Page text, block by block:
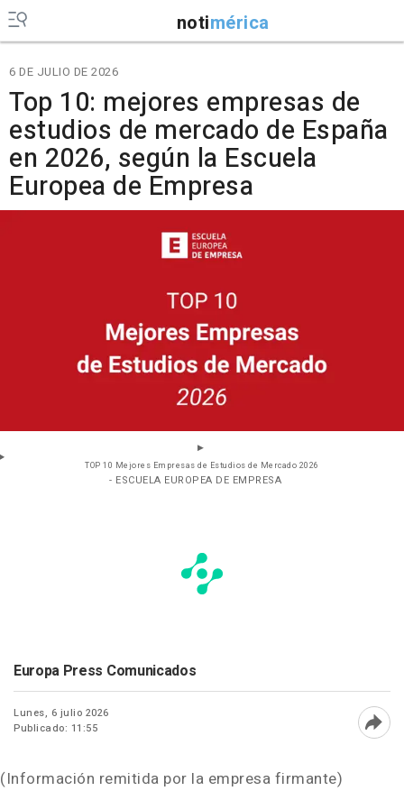
notimérica
6 DE JULIO DE 2026
Top 10: mejores empresas de
estudios de mercado de España
en 2026, según la Escuela
Europea de Empresa
TOP 10 Mejores Empresas de Estudios de Mercado 2026
- ESCUELA EUROPEA DE EMPRESA
Europa Press Comunicados
Lunes, 6 julio 2026
Publicado: 11:55
(Información remitida por la empresa firmante)